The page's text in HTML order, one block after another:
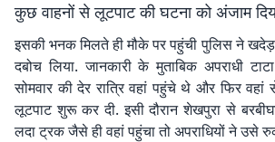
कुछ वाहनों से लूटपाट की घटना को अंजाम
इसकी भनक मिलते ही मौके पर पहुंची पुलिस ने खदेड़
दबोच लिया. जानकारी के मुताबिक अपराधी
सोमवार की देर रात्रि वहां पहुंचे थे और फिर
लूटपाट शुरू कर दी. इसी दौरान शेखपुरा से
लदा ट्रक जैसे ही वहां पहुंचा तो अपराधियों ने उसे